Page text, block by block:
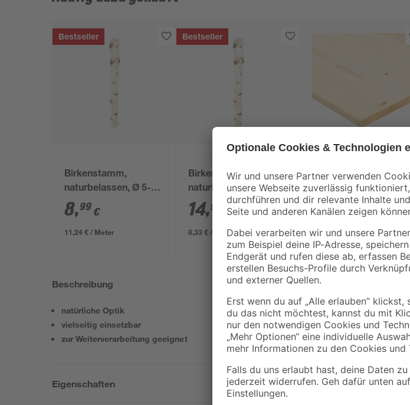
Bestseller
Birkenstamm,
naturbelassen, Ø 5-9
x 80 cm
8,99 €
11,24 € / Meter
Bestseller
Birkenstamm
naturbelassen Ø 5-9 x
180 cm
14,99 €
8,33 € / Meter
Leimholz Fichte 800 x
200 x 16 mm
31,19 €/ m²
4,99 € / Pack
Beschreibung
natürliche Optik
vielseitig einsetzbar
zur Weiterverarbeitung geeignet
Eigenschaften